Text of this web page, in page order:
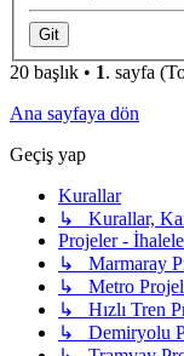
20 başlık • 1. sayfa
Ana sayfaya dön
Geçiş yap
Kurallar
↳ Kurallar,
Projeler -
↳ Marmaray
↳ Metro
↳ Hızlı Tren
↳ Demiryolu